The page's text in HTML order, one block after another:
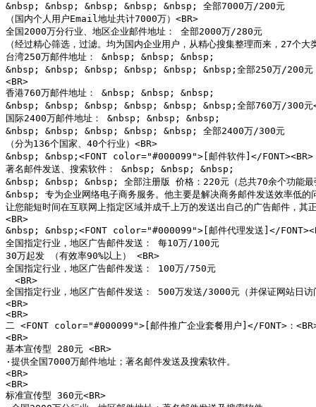
&nbsp; &nbsp; &nbsp; &nbsp; &nbsp; 全部7000万/200元
（国内个人用户Email地址共计7000万）<BR>
全国2000万分行业、地区企业邮件地址： 全部2000万/280元
（经过精心筛选，过滤。均为国内企业用户，从精心搜集整理而来，27个
台湾250万邮件地址： &nbsp; &nbsp; &nbsp;
&nbsp; &nbsp; &nbsp; &nbsp; &nbsp; &nbsp;全部250万/200元
<BR>
香港760万邮件地址： &nbsp; &nbsp; &nbsp;
&nbsp; &nbsp; &nbsp; &nbsp; &nbsp; &nbsp;全部760万/300元
国际2400万邮件地址： &nbsp; &nbsp; &nbsp;
&nbsp; &nbsp; &nbsp; &nbsp; &nbsp; 全部2400万/300元
（分为136个国家、40个行业）<BR>
&nbsp; &nbsp;<FONT color="#000099">[邮件软件]</FONT><BR>
著名邮件发送、搜索软件： &nbsp; &nbsp; &nbsp;
&nbsp; &nbsp; &nbsp; 全部注册版 价格：220元（总共70余个功能最
&nbsp; 专为企业网络电子商务服务。他主要是解决商务邮件发送效率低
让您能短时间在互联网上指定区域并成千上万的发送出自己的广告邮件，其
<BR>
&nbsp; &nbsp;<FONT color="#000099">[邮件代理发送]</
全国指定行业，地区广告邮件发送： 每10万/100元
30万起发 （有效率90%以上） <BR>
全国指定行业，地区广告邮件发送： 100万/750元
<BR>
全国指定行业，地区广告邮件发送： 500万发送/3000元（并保证网站日
<BR>
<BR>
二 <FONT color="#000099">[邮件推广企业套餐用户]</FONT>：
<BR>
基本宣传型 280元 <BR>
·提供全国7000万邮件地址；著名邮件发送及搜索软件。
<BR>
<BR>
标准宣传型 360元<BR>